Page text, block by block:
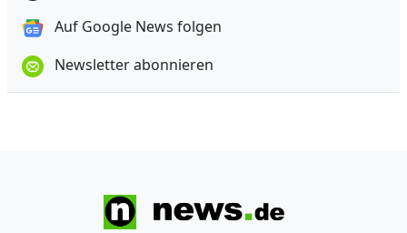
Auf Google News folgen
Newsletter abonnieren